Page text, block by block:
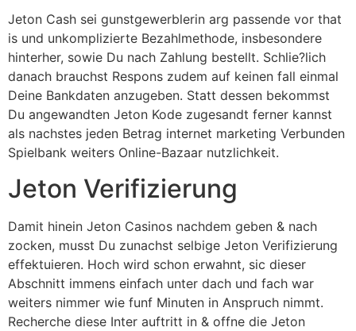
Jeton Cash sei gunstgewerblerin arg passende vor that
is und unkomplizierte Bezahlmethode, insbesondere
hinterher, sowie Du nach Zahlung bestellt. Schlie?lich
danach brauchst Respons zudem auf keinen fall einmal
Deine Bankdaten anzugeben. Statt dessen bekommst
Du angewandten Jeton Kode zugesandt ferner kannst
als nachstes jeden Betrag internet marketing Verbunden
Spielbank weiters Online-Bazaar nutzlichkeit.
Jeton Verifizierung
Damit hinein Jeton Casinos nachdem geben & nach
zocken, musst Du zunachst selbige Jeton Verifizierung
effektuieren. Hoch wird schon erwahnt, sic dieser
Abschnitt immens einfach unter dach und fach war
weiters nimmer wie funf Minuten in Anspruch nimmt.
Recherche diese Inter auftritt in & offne die Jeton